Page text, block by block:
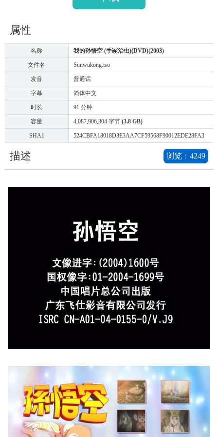
属性
名称 我的孙悟空 (手冢治虫)(DVD)(2003)
文件名 Sunwukong.iso
发音 普通话
字幕 简体中文
时长 91 分钟
容量 4,087,906,304 字节 (3.8 GB)
SHA1 524CBFA18018D3E3AA7CF59568F90012EDE28FA3
描述 浏览： 4249